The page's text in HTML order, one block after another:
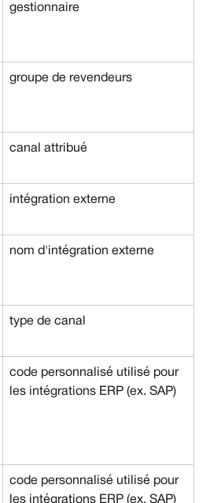
gestionnaire
groupe de revendeurs
canal attribué
intégration externe
nom d'intégration externe
type de canal
code personnalisé utilisé pour
les intégrations ERP (ex. SAP)
code personnalisé utilisé pour
les intégrations ERP (ex. SAP)